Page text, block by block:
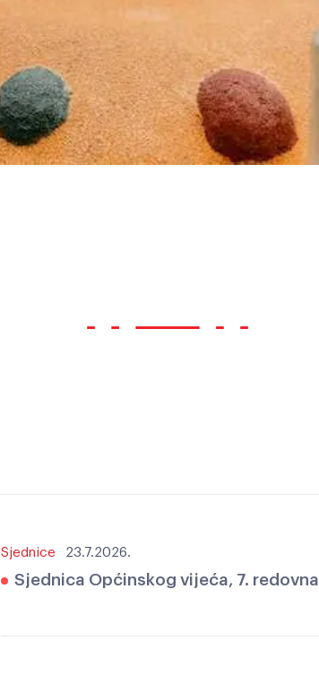
Sjednice 23.7.2026.
Sjednica Općinskog vijeća, 7. redovna